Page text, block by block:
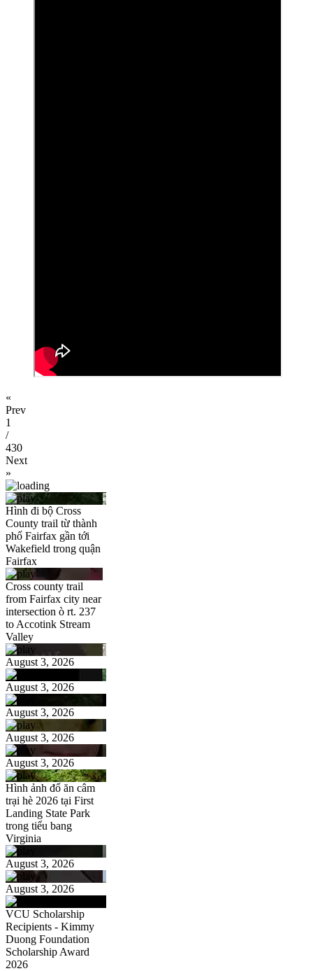
«
Prev
1
/
430
Next
»
Hình đi bộ Cross
County trail từ thành
phố Fairfax gần tới
Wakefield trong quận
Fairfax
Cross county trail
from Fairfax city near
intersection ò rt. 237
to Accotink Stream
Valley
August 3, 2026
August 3, 2026
August 3, 2026
August 3, 2026
August 3, 2026
Hình ảnh đổ ăn câm
trại hè 2026 tại First
Landing State Park
trong tiểu bang
Virginia
August 3, 2026
August 3, 2026
VCU Scholarship
Recipients - Kimmy
Duong Foundation
Scholarship Award
2026